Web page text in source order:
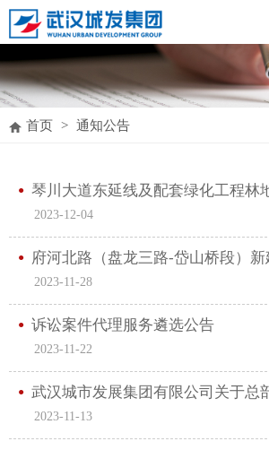
首页 > 通知公告
琴川大道东延线及配套绿化工程林
2023-12-04
府河北路（盘龙三路-岱山桥段）
2023-11-28
诉讼案件代理服务遴选公告
2023-11-22
武汉城市发展集团有限公司关于总
2023-11-13